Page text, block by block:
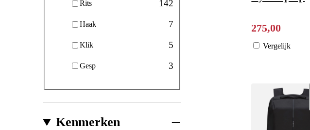
Rits
142
Haak 7
Klik 5
Gesp 3
Kenmerken
blue
275,00
Vergelijk